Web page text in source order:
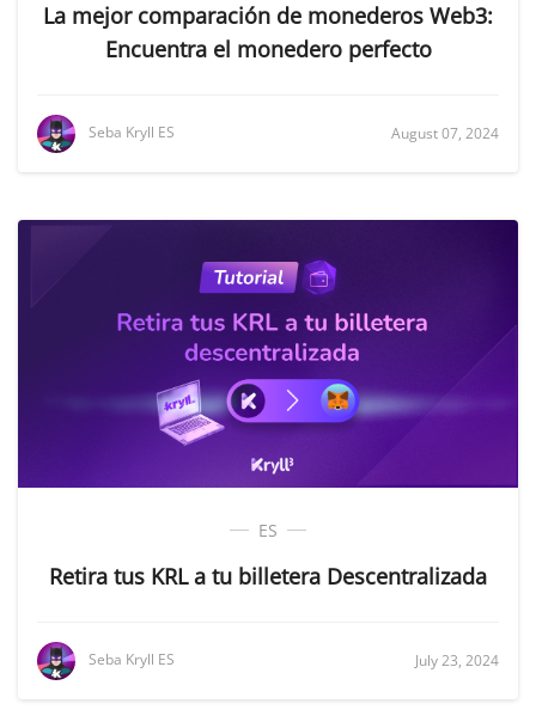
La mejor comparación de monederos Web3:
Encuentra el monedero perfecto
Seba Kryll ES August 07, 2024
ES
Retira tus KRL a tu billetera Descentralizada
Seba Kryll ES July 23, 2024